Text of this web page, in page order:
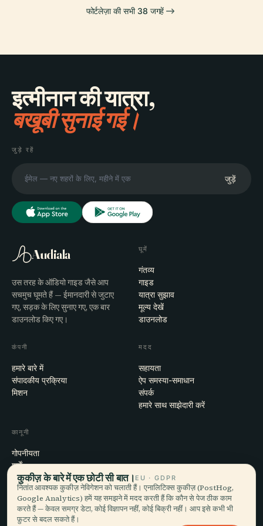
फोर्टलेज़ा की सभी 38 जगहें
इत्मीनान की यात्रा,
बखूबी सुनाई गई।
जुड़े रहें
जुड़ें
Audiala
उस तरह के ऑडियो गाइड जैसे आप
सचमुच घूमते हैं — ईमानदारी से जुटाए
गए, सड़क के लिए सुनाए गए, एक बार
डाउनलोड किए गए।
घूमें
गंतव्य
गाइड
यात्रा सुझाव
मूल्य देखें
डाउनलोड
कंपनी
हमारे बारे में
संपादकीय प्रक्रिया
मिशन
मदद
सहायता
ऐप समस्या-समाधान
संपर्क
हमारे साथ साझेदारी करें
कानूनी
गोपनीयता
शर्तें
कुकी सेटिंग्स
खाता हटाएँ
कुकीज़ के बारे में एक छोटी सी बात। EU · GDPR
नितांत आवश्यक कुकीज़ नेविगेशन को चलाती हैं। एनालिटिक्स कुकीज़ (PostHog,
Google Analytics) हमें यह समझने में मदद करती हैं कि कौन से पेज ठीक काम
करते हैं — केवल समग्र डेटा, कोई विज्ञापन नहीं, कोई बिक्री नहीं। आप इसे कभी भी
फ़ुटर से बदल सकते हैं।